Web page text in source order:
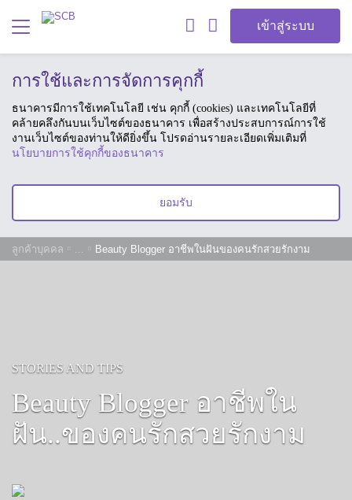
เข้าสู่ระบบ
การใช้และการจัดการคุกกี้
ธนาคารมีการใช้เทคโนโลยี เช่น คุกกี้ (cookies) และเทคโนโลยีที่
คล้ายคลึงกันบนเว็บไซต์ของธนาคาร เพื่อสร้างประสบการณ์การใช้
งานเว็บไซต์ของท่านให้ดียิ่งขึ้น โปรดอ่านรายละเอียดเพิ่มเติมที่
นโยบายการใช้คุกกี้ของธนาคาร
ยอมรับ
ลูกค้าบุคคล ... Beauty Blogger อาชีพในฝันของคนรักสวยรักงาม
STORIES AND TIPS
Beauty Blogger อาชีพใน
ฝัน..ของคนรักสวยรักงาม